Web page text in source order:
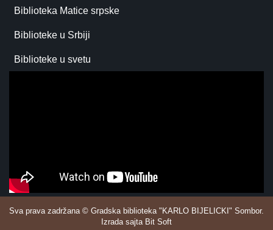
Biblioteka Matice srpske
Biblioteke u Srbiji
Biblioteke u svetu
Sva prava zadržana © Gradska biblioteka "KARLO BIJELICKI" Sombor.
Izrada sajta Bit Soft